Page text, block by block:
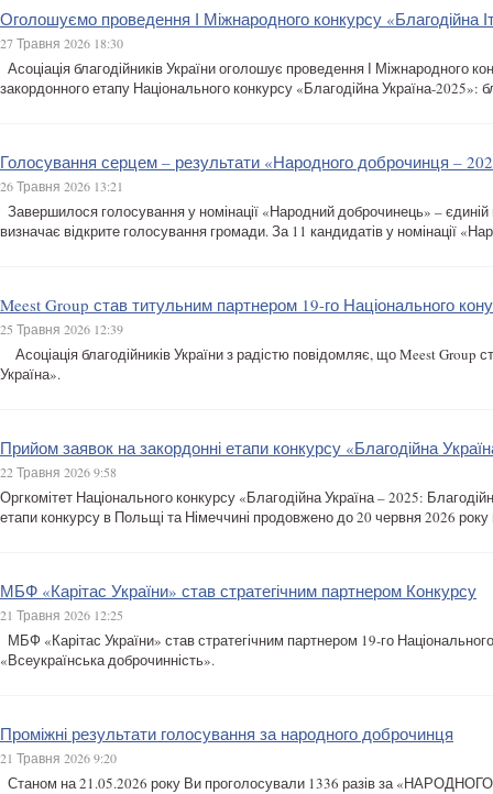
Оголошуємо проведення І Міжнародного конкурсу «Благодійна
27 Травня 2026 18:30
Асоціація благодійників України оголошує проведення І Міжнародного
закордонного етапу Національного конкурсу «Благодійна Україна-2025»:
Голосування серцем – результати «Народного доброчинця –
26 Травня 2026 13:21
Завершилося голосування у номінації «Народний доброчинець» –
визначає відкрите голосування громади. За 11 кандидатів у номінації
Meest Group став титульним партнером 19-го Національного
25 Травня 2026 12:39
Асоціація благодійників України з радістю повідомляє, що Meest
Україна».
Прийом заявок на закордонні етапи конкурсу «Благодійна
22 Травня 2026 9:58
Оргкомітет Національного конкурсу «Благодійна Україна – 2025:
етапи конкурсу в Польщі та Німеччині продовжено до 20 червня 2026
МБФ «Карітас України» став стратегічним партнером Конкурсу
21 Травня 2026 12:25
МБФ «Карітас України» став стратегічним партнером 19-го
«Всеукраїнська доброчинність».
Проміжні результати голосування за народного доброчинця
21 Травня 2026 9:20
Станом на 21.05.2026 року Ви проголосували 1336 разів за